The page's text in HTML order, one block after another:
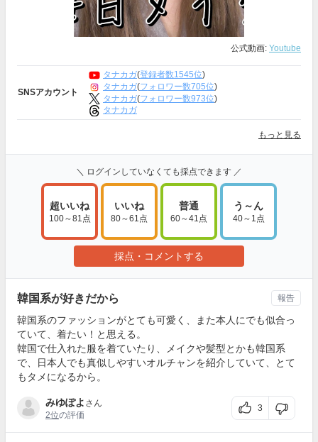
公式動画: Youtube
SNSアカウント
タナカガ(登録者数1545位)
タナカガ(フォロワー数705位)
タナカガ(フォロワー数973位)
タナカガ
もっと見る
＼ ログインしていなくても採点できます ／
超いいね
100～81点
いいね
80～61点
普通
60～41点
う～ん
40～1点
採点・コメントする
韓国系が好きだから
韓国系のファッションがとても可愛く、また本人にでも似合っ
ていて、着たい！と思える。
韓国で仕入れた服を着ていたり、メイクや髪型とかも韓国系
で、日本人でも真似しやすいオルチャンを紹介していて、とて
もタメになるから。
みゆぽよ さん
2位の評価
3
報告